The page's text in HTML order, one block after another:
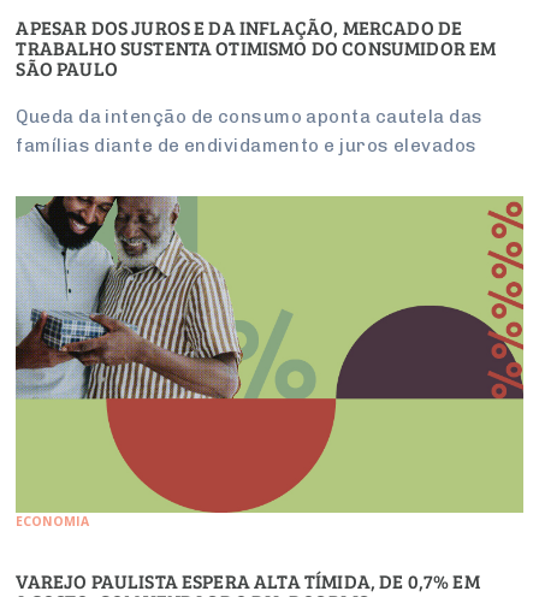
APESAR DOS JUROS E DA INFLAÇÃO, MERCADO DE
TRABALHO SUSTENTA OTIMISMO DO CONSUMIDOR EM
SÃO PAULO
Queda da intenção de consumo aponta cautela das
famílias diante de endividamento e juros elevados
ECONOMIA
VAREJO PAULISTA ESPERA ALTA TÍMIDA, DE 0,7% EM